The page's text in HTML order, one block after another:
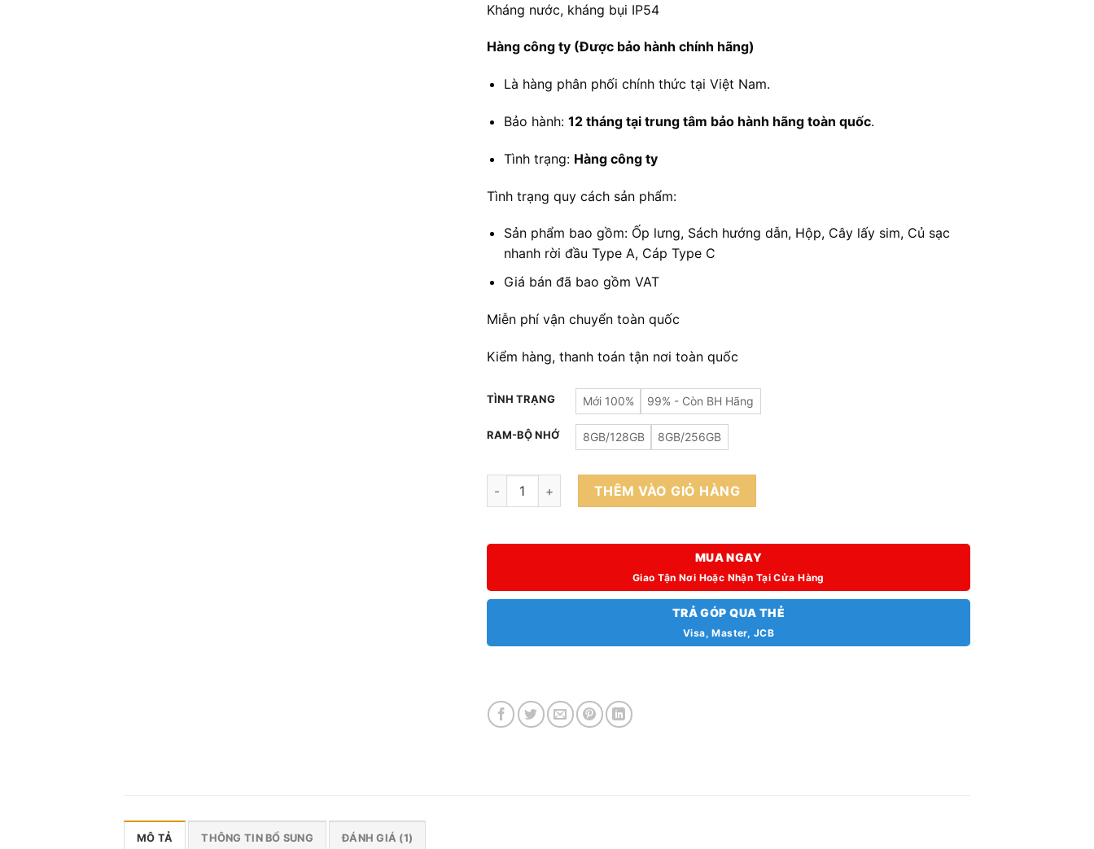
Kháng nước, kháng bụi IP54
Hàng công ty (Được bảo hành chính hãng)
Là hàng phân phối chính thức tại Việt Nam.
Bảo hành: 12 tháng tại trung tâm bảo hành hãng toàn quốc.
Tình trạng: Hàng công ty
Tình trạng quy cách sản phẩm:
Sản phẩm bao gồm: Ốp lưng, Sách hướng dẫn, Hộp, Cây lấy sim, Củ sạc
nhanh rời đầu Type A, Cáp Type C
Giá bán đã bao gồm VAT
Miễn phí vận chuyển toàn quốc
Kiểm hàng, thanh toán tận nơi toàn quốc
TÌNH TRẠNG Mới 100% 99% - Còn BH Hãng
RAM-BỘ NHỚ 8GB/128GB 8GB/256GB
Oppo A60 FULLBOX (Hàng Công Ty ) số lượng
THÊM VÀO GIỎ HÀNG
MUA NGAY
Giao Tận Nơi Hoặc Nhận Tại Cửa Hàng
TRẢ GÓP QUA THẺ
Visa, Master, JCB
MÔ TẢ THÔNG TIN BỔ SUNG ĐÁNH GIÁ (1)